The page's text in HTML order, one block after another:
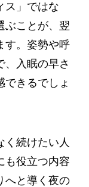
ス」ではな
ぶことが、翌
す。姿勢や呼
、入眠の早さ
できるでしょ
く続けたい人
も役立つ内容
へと導く夜の